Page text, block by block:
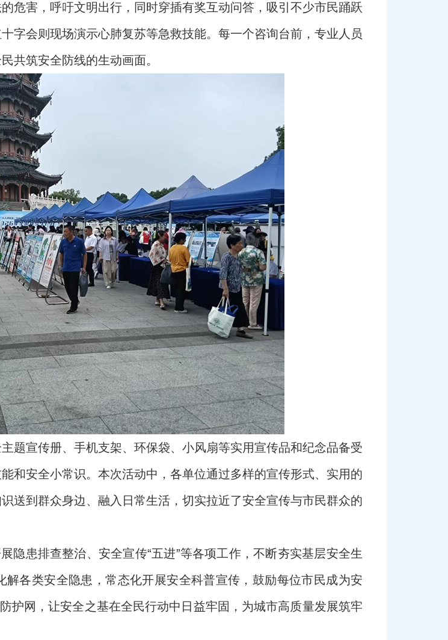
危害，呼吁文明出行，同时穿插有奖互动问答，吸引不少市民踊跃
字会则现场演示心肺复苏等急救技能。每一个咨询台前，专业人员
共筑安全防线的生动画面。
题宣传册、手机支架、环保袋、小风扇等实用宣传品和纪念品备受
和安全小常识。本次活动中，各单位通过多样的宣传形式、实用的
送到群众身边、融入日常生活，切实拉近了安全宣传与市民群众的
隐患排查整治、安全宣传“五进”等各项工作，不断夯实基层安全生
各类安全隐患，常态化开展安全科普宣传，鼓励每位市民成为安
护网，让安全之基在全民行动中日益牢固，为城市高质量发展筑牢